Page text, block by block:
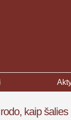
kaip